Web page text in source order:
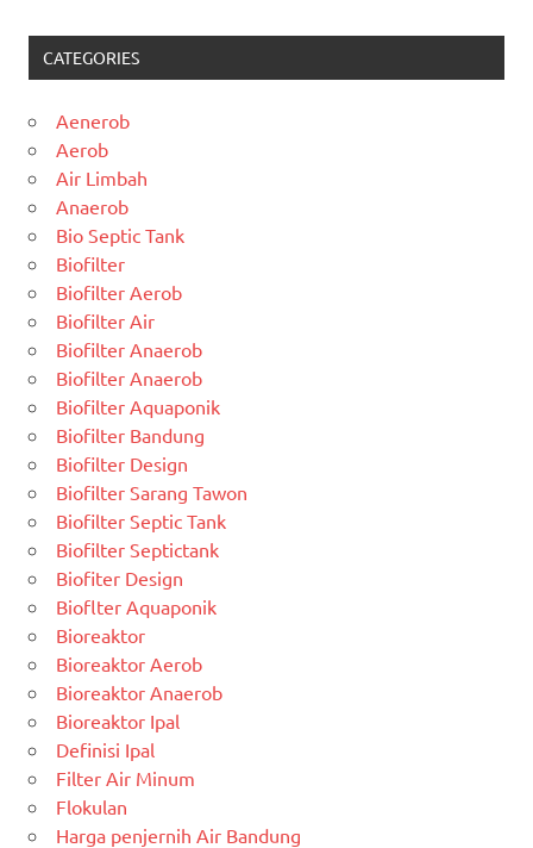
CATEGORIES
Aenerob
Aerob
Air Limbah
Anaerob
Bio Septic Tank
Biofilter
Biofilter Aerob
Biofilter Air
Biofilter Anaerob
Biofilter Anaerob
Biofilter Aquaponik
Biofilter Bandung
Biofilter Design
Biofilter Sarang Tawon
Biofilter Septic Tank
Biofilter Septictank
Biofiter Design
Bioflter Aquaponik
Bioreaktor
Bioreaktor Aerob
Bioreaktor Anaerob
Bioreaktor Ipal
Definisi Ipal
Filter Air Minum
Flokulan
Harga penjernih Air Bandung